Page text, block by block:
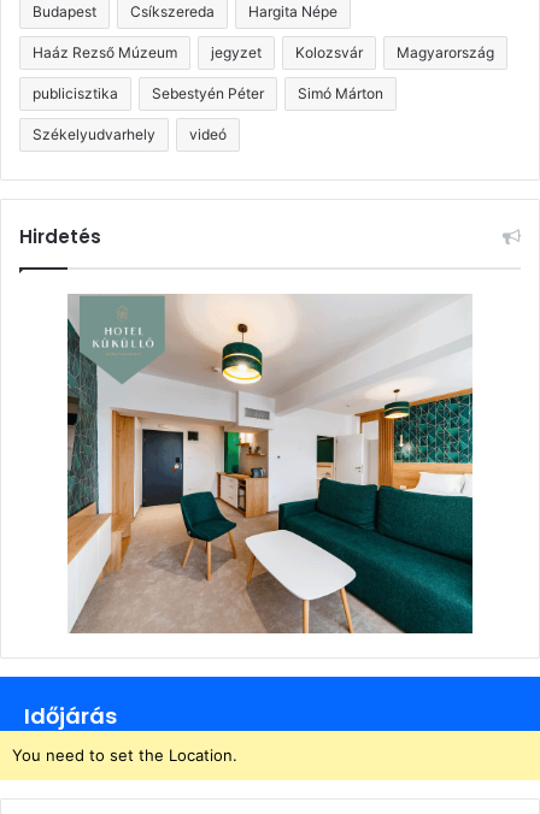
Budapest Csíkszereda Hargita Népe
Haáz Rezső Múzeum jegyzet Kolozsvár Magyarország
publicisztika Sebestyén Péter Simó Márton
Székelyudvarhely videó
Hirdetés
Időjárás
You need to set the Location.